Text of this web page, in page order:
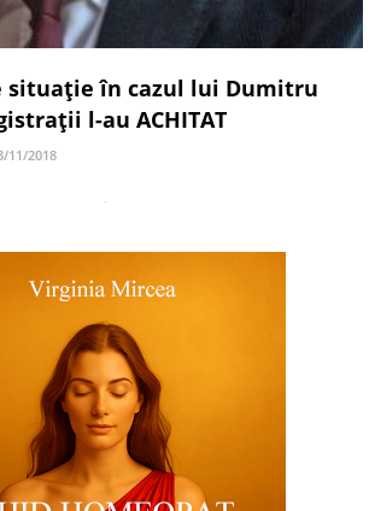
situaţie în cazul lui Dumitru
l-au ACHITAT
11/2018